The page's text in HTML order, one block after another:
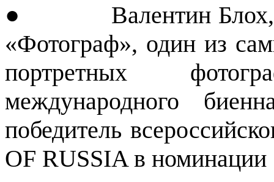
● Валентин Блох,
«Фотограф», один из
портретных
международного
победитель
OF RUSSIA в номинации